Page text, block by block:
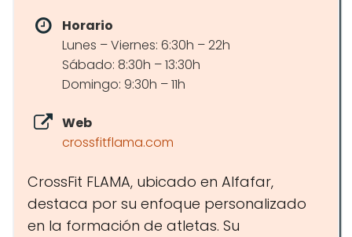
Horario
Lunes – Viernes: 6:30h – 22h
Sábado: 8:30h – 13:30h
Domingo: 9:30h – 11h
Web
crossfitflama.com
CrossFit FLAMA, ubicado en Alfafar,
destaca por su enfoque personalizado
en la formación de atletas. Su